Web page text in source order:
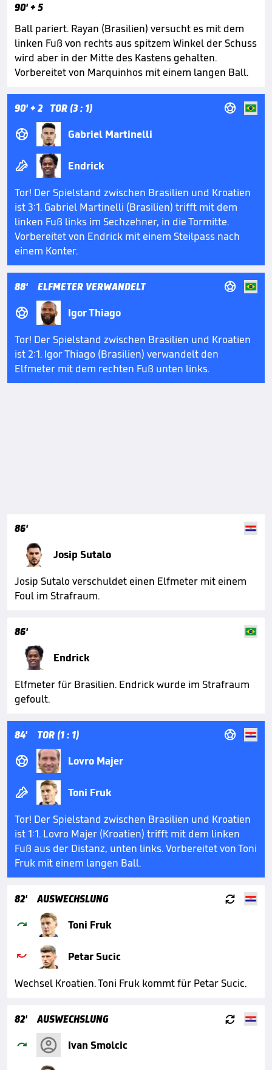
90'+ 5
Ball pariert. Rayan (Brasilien) versucht es mit dem
linken Fuß von rechts aus spitzem Winkel der Schuss
wird aber in der Mitte des Kastens gehalten.
Vorbereitet von Marquinhos mit einem langen Ball.
90'+ 2 TOR (3 : 1) 
 Gabriel Martinelli

Endrick
Tor! Der Spielstand zwischen Brasilien und Kroatien
ist 3:1. Gabriel Martinelli (Brasilien) trifft mit dem
linken Fuß links im Sechzehner, in die Tormitte.
Vorbereitet von Endrick mit einem Steilpass nach
einem Konter.
88' ELFMETER VERWANDELT 

Igor Thiago
Tor! Der Spielstand zwischen Brasilien und Kroatien
ist 2:1. Igor Thiago (Brasilien) verwandelt den
Elfmeter mit dem rechten Fuß unten links.
86'
Josip Sutalo
Josip Sutalo verschuldet einen Elfmeter mit einem
Foul im Strafraum.
86'
Endrick
Elfmeter für Brasilien. Endrick wurde im Strafraum
gefoult.
84' TOR (1 : 1) 
 Lovro Majer

Toni Fruk
Tor! Der Spielstand zwischen Brasilien und Kroatien
ist 1:1. Lovro Majer (Kroatien) trifft mit dem linken
Fuß aus der Distanz, unten links. Vorbereitet von Toni
Fruk mit einem langen Ball.
82' AUSWECHSLUNG 
 Toni Fruk

Petar Sucic
Wechsel Kroatien. Toni Fruk kommt für Petar Sucic.
82' AUSWECHSLUNG 
 Ivan Smolcic